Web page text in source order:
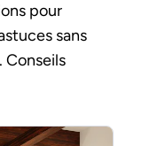
pour
sans
Conseils